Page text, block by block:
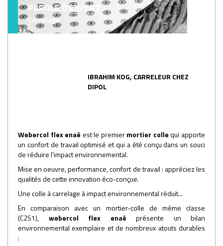
PAROLE D'EXPERT
Carrelage
IBRAHIM KOG, CARRELEUR CHEZ
DIPOL
Webercol flex enaé est le premiermortier collequi apporte
un confort de travail optimisé et qui a été conçu dans un souci
de réduire l'impact environnemental.
Mise en oeuvre, performance, confort de travail : appréciez les
qualités de cette innovation éco-conçue.
Une colle à carrelage à impact environnemental réduit...
En comparaison avec un mortier-colle de même classe
(C2S1), webercol flex enaé présente un bilan
environnemental exemplaire et de nombreux atouts durables
: